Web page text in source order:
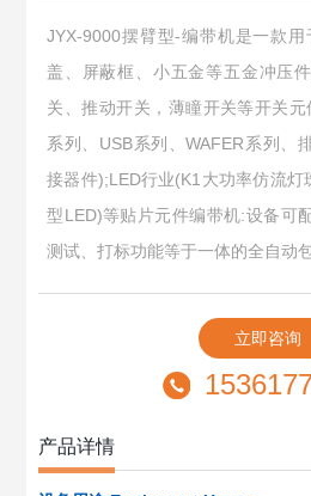
JYX-9000摆臂型-编带机是一款
盖、屏蔽框、小五金等五金冲压
关、推动开关，薄瞳开关等开关
系列、USB系列、WAFER系列、
接器件);LED行业(K1大功率仿流灯
型LED)等贴片元件编带机:设备可
测试、打标功能等于一体的全自动
立即咨询
产品详情